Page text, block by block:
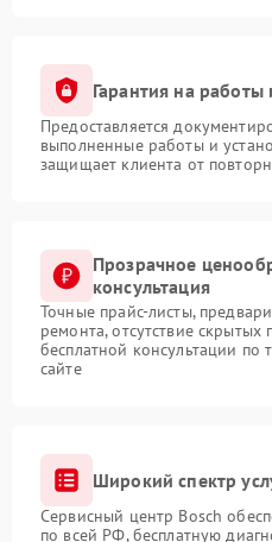
Гарантия на работы
Предоставляется
выполненные работы и
защищает клиента от
Прозрачное
консультация
Точные прайс-листы,
ремонта, отсутствие
бесплатной консультации по
сайте
Широкий спектр
Сервисный центр Bosch
по всей РФ, бесплатную